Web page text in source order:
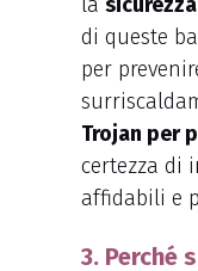
di queste
per
Trojan per
certezza di
affidabili e
3. Perché